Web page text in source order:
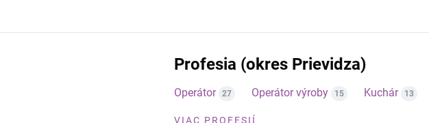
Profesia (okres Prievidza)
Operátor 27 Operátor výroby 15 Kuchár 13
VIAC PROFESIÍ